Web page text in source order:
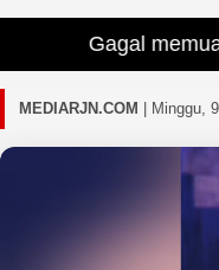
Gagal memuat
MEDIARJN.COM Minggu,